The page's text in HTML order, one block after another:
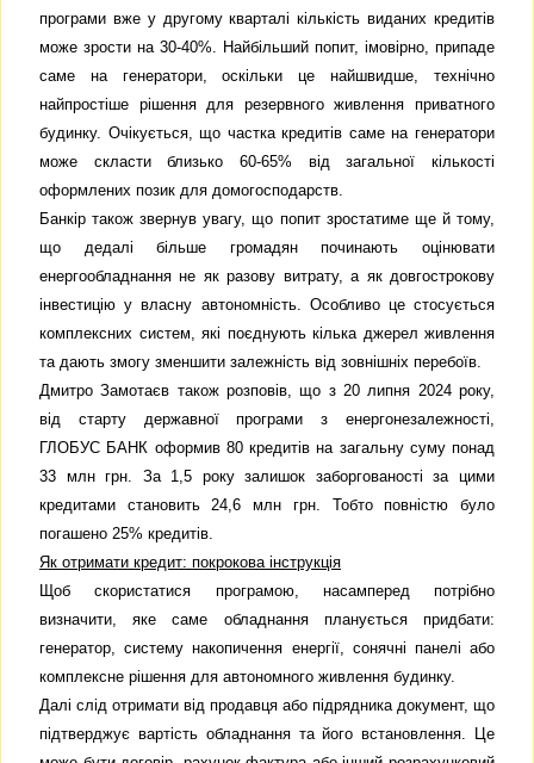
програми вже у другому кварталі кількість виданих кредитів
може зрости на 30-40%. Найбільший попит, імовірно, припаде
саме на генератори, оскільки це найшвидше, технічно
найпростіше рішення для резервного живлення приватного
будинку. Очікується, що частка кредитів саме на генератори
може скласти близько 60-65% від загальної кількості
оформлених позик для домогосподарств.
Банкір також звернув увагу, що попит зростатиме ще й тому,
що дедалі більше громадян починають оцінювати
енергообладнання не як разову витрату, а як довгострокову
інвестицію у власну автономність. Особливо це стосується
комплексних систем, які поєднують кілька джерел живлення
та дають змогу зменшити залежність від зовнішніх перебоїв.
Дмитро Замотаєв також розповів, що з 20 липня 2024 року,
від старту державної програми з енергонезалежності,
ГЛОБУС БАНК оформив 80 кредитів на загальну суму понад
33 млн грн. За 1,5 року залишок заборгованості за цими
кредитами становить 24,6 млн грн. Тобто повністю було
погашено 25% кредитів.
Як отримати кредит: покрокова інструкція
Щоб скористатися програмою, насамперед потрібно
визначити, яке саме обладнання планується придбати:
генератор, систему накопичення енергії, сонячні панелі або
комплексне рішення для автономного живлення будинку.
Далі слід отримати від продавця або підрядника документ, що
підтверджує вартість обладнання та його встановлення. Це